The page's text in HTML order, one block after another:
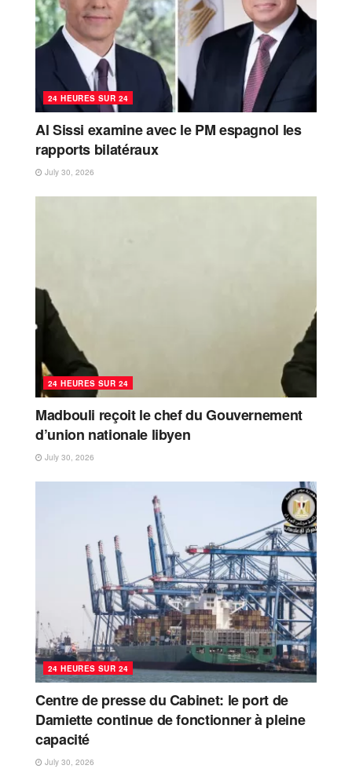
24 HEURES SUR 24
Al Sissi examine avec le PM espagnol les
rapports bilatéraux
July 30, 2026
24 HEURES SUR 24
Madbouli reçoit le chef du Gouvernement
d’union nationale libyen
July 30, 2026
24 HEURES SUR 24
Centre de presse du Cabinet: le port de
Damiette continue de fonctionner à pleine
capacité
July 30, 2026